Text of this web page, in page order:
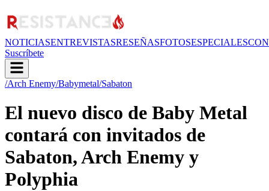
NOTICIASENTREVISTASRESEÑASFOTOSESPECIALES
Suscríbete
/Arch Enemy/Babymetal/Sabaton
El nuevo disco de Baby Metal
contará con invitados de
Sabaton, Arch Enemy y
Polyphia